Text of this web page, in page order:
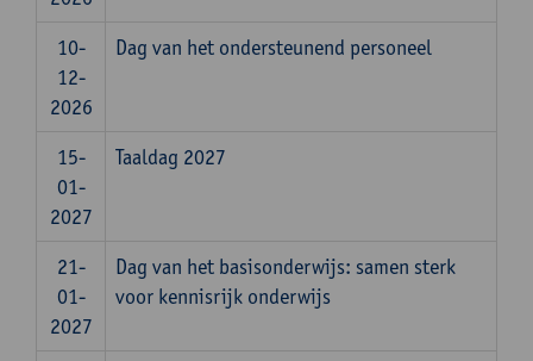
10-
12-
2026
Dag van het ondersteunend personeel
15-
01-
2027
Taaldag 2027
21-
01-
2027
Dag van het basisonderwijs: samen sterk
voor kennisrijk onderwijs